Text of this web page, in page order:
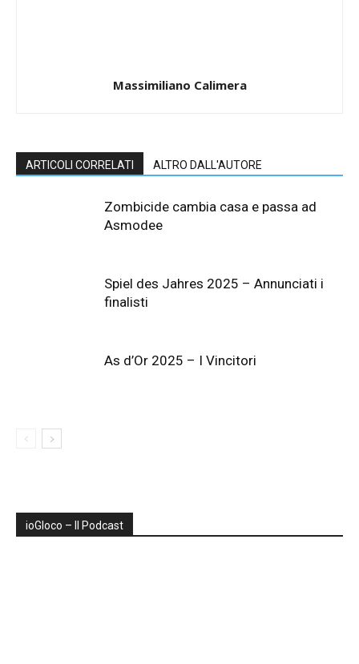
Massimiliano Calimera
ARTICOLI CORRELATI ALTRO DALL'AUTORE
Zombicide cambia casa e passa ad
Asmodee
Spiel des Jahres 2025 – Annunciati i
finalisti
As d’Or 2025 – I Vincitori
ioGIoco – Il Podcast